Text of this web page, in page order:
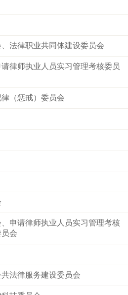
法律职业共同体建设委员会
律师执业人员实习管理考核委员
（惩戒）委员会
申请律师执业人员实习管理考核
会
法律服务建设委员会